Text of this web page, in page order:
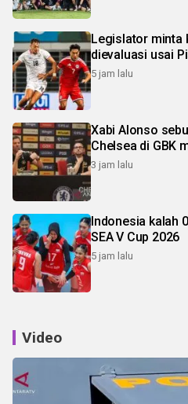
Legislator minta
dievaluasi usai
5 jam lalu
Xabi Alonso
Chelsea di GBK
3 jam lalu
Indonesia kalah
SEA V Cup 2026
5 jam lalu
Video